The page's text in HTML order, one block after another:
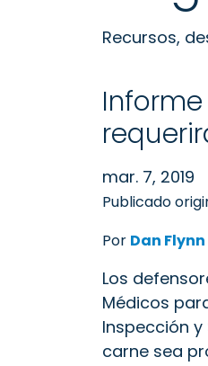
Recursos,
mar. 7, 2019
Publicado
Por Dan Flynn
Los
Médicos
Inspección
carne sea